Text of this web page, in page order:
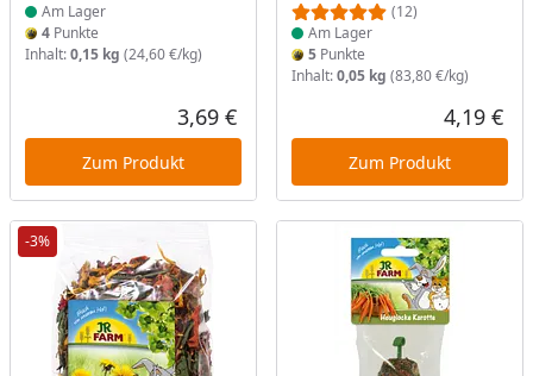
Am Lager
4 Punkte
Inhalt:0,15 kg (24,60 €/kg)
Aktueller Preis
3,69 €
Zum Produkt
(12)
Am Lager
5Punkte
Inhalt:0,05 kg (83,80 €/kg)
4,19 €
Zum Produkt
-3%